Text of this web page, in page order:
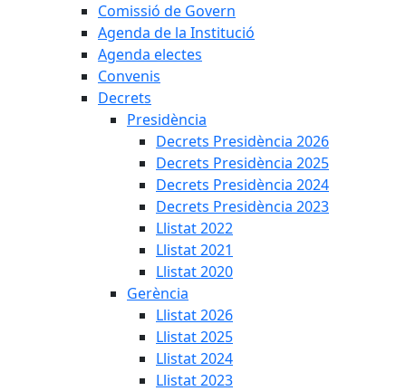
Comissió de Govern
Agenda de la Institució
Agenda electes
Convenis
Decrets
Presidència
Decrets Presidència 2026
Decrets Presidència 2025
Decrets Presidència 2024
Decrets Presidència 2023
Llistat 2022
Llistat 2021
Llistat 2020
Gerència
Llistat 2026
Llistat 2025
Llistat 2024
Llistat 2023